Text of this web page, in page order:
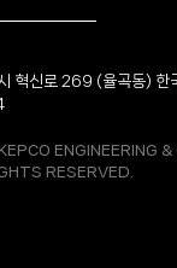
혁신로 269 (율곡동) 한
ENGINEERING &
RESERVED.